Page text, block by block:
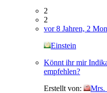
2
2
vor 8 Jahren, 2
Einstein
Könnt ihr mir
empfehlen?
Erstellt von: